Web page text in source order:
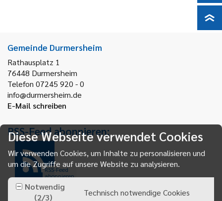
Gemeinde Durmersheim
Rathausplatz 1
76448 Durmersheim
Telefon 07245 920 - 0
info@durmersheim.de
E-Mail schreiben
RSS-Feed abonnieren:
RSS-Feed
abonnieren
Diese Webseite verwendet Cookies
Wir verwenden Cookies, um Inhalte zu personalisieren und
um die Zugriffe auf unsere Website zu analysieren.
Notwendig
(2/3) Technisch notwendige Cookies